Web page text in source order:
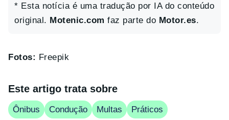
* Esta notícia é uma tradução por IA do conteúdo
original. Motenic.com faz parte do Motor.es.
Fotos: Freepik
Este artigo trata sobre
Ônibus Condução Multas Práticos